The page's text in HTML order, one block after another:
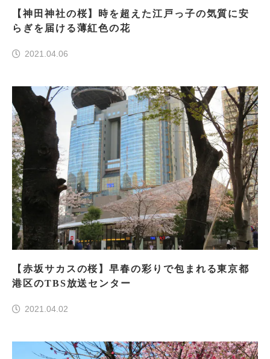
【神田神社の桜】時を超えた江戸っ子の気質に安
らぎを届ける薄紅色の花
2021.04.06
【赤坂サカスの桜】早春の彩りで包まれる東京都
港区のTBS放送センター
2021.04.02